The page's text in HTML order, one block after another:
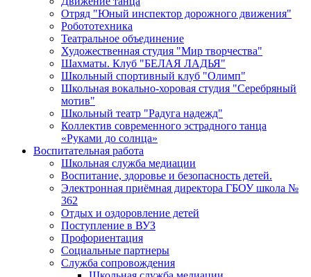
Отряд "Юный инспектор дорожного движения"
Робототехника
Театральное объединение
Художественная студия "Мир творчества"
Шахматы. Клуб "БЕЛАЯ ЛАДЬЯ"
Школьный спортивный клуб "Олимп"
Школьная вокально-хоровая студия "Серебряный
мотив"
Школьный театр "Радуга надежд"
Коллектив современного эстрадного танца
«Руками до солнца»
Воспитательная работа
Школьная служба медиации
Воспитание, здоровье и безопасность детей.
Электронная приёмная директора ГБОУ школа №
362
Отдых и оздоровление детей
Поступление в ВУЗ
Профориентация
Социальные партнеры
Служба сопровождения